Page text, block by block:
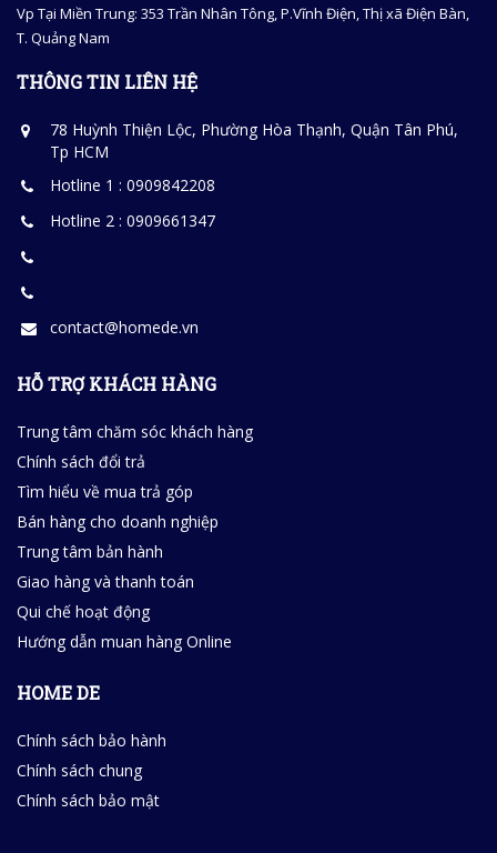
Vp Tại Miền Trung: 353 Trần Nhân Tông, P.Vĩnh Điện, Thị xã Điện Bàn,
T. Quảng Nam
THÔNG TIN LIÊN HỆ
78 Huỳnh Thiện Lộc, Phường Hòa Thạnh, Quận Tân Phú,
Tp HCM
Hotline 1 : 0909842208
Hotline 2 : 0909661347
contact@homede.vn
HỖ TRỢ KHÁCH HÀNG
Trung tâm chăm sóc khách hàng
Chính sách đổi trả
Tìm hiểu về mua trả góp
Bán hàng cho doanh nghiệp
Trung tâm bản hành
Giao hàng và thanh toán
Qui chế hoạt động
Hướng dẫn muan hàng Online
HOME DE
Chính sách bảo hành
Chính sách chung
Chính sách bảo mật